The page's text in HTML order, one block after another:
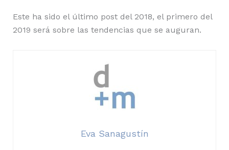
Este ha sido el último post del 2018, el primero del
2019 será sobre las tendencias que se auguran.
Eva Sanagustín